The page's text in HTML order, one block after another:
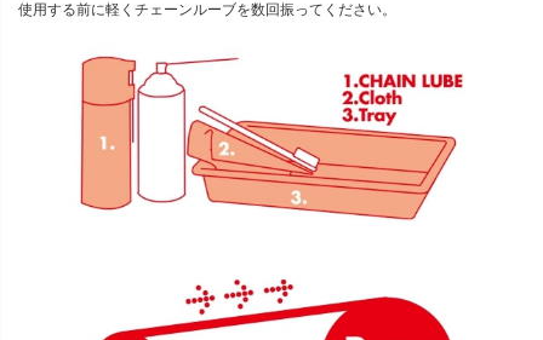
使用する前に軽くチェーンルーブを数回振ってください。